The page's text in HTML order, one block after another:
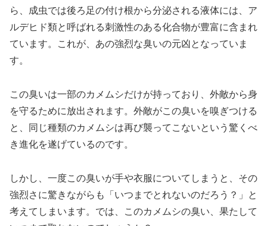
ら、成虫では後ろ足の付け根から分泌される液体には、ア
ルデヒド類と呼ばれる刺激性のある化合物が豊富に含まれ
ています。これが、あの強烈な臭いの元凶となっていま
す。
この臭いは一部のカメムシだけが持っており、外敵から身
を守るために放出されます。外敵がこの臭いを嗅ぎつける
と、同じ種類のカメムシは再び襲ってこないという驚くべ
き進化を遂げているのです。
しかし、一度この臭いが手や衣服についてしまうと、その
強烈さに驚きながらも「いつまでとれないのだろう？」と
考えてしまいます。では、このカメムシの臭い、果たして